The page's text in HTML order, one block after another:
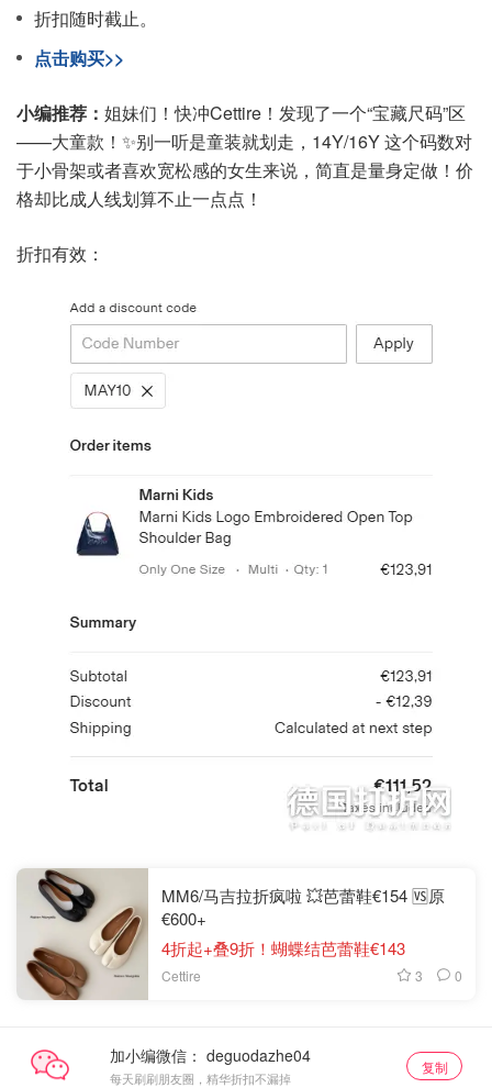
折扣随时截止。
点击购买>>
小编推荐： 姐妹们！快冲Cettire！发现了一个“宝藏尺码”区
——大童款！✨别一听是童装就划走，14Y/16Y 这个码数对
于小骨架或者喜欢宽松感的女生来说，简直是量身定做！价
格却比成人线划算不止一点点！
折扣有效：
MM6/马吉拉折疯啦 💥芭蕾鞋€154 🆚原
€600+
4折起+叠9折！蝴蝶结芭蕾鞋€143
Cettire 3 0
加小编微信：
每天刷刷朋友圈，精华折扣不漏掉
复制